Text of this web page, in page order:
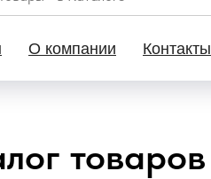
О компании Контакты
товаров